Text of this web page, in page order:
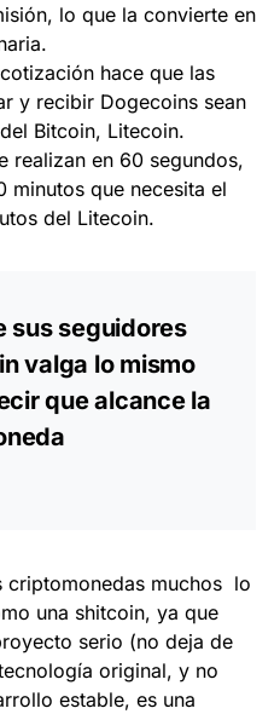
lo que la convierte en
hace que las
y recibir Dogecoins sean
Bitcoin, Litecoin.
realizan en 60 segundos,
minutos que necesita el
del Litecoin.
sus seguidores
valga lo mismo
que alcance la
criptomonedas muchos lo
una shitcoin, ya que
serio (no deja de
original, y no
estable, es una